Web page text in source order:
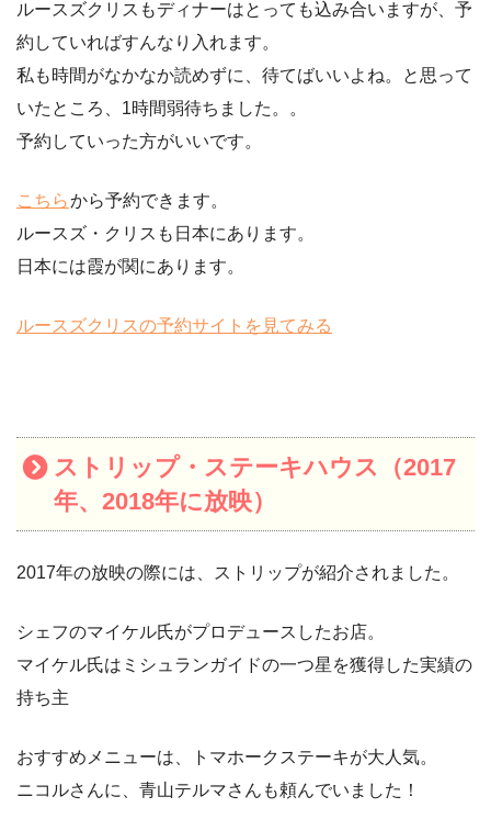
ルースズクリスもディナーはとっても込み合いますが、予
約していればすんなり入れます。
私も時間がなかなか読めずに、待てばいいよね。と思って
いたところ、1時間弱待ちました。。
予約していった方がいいです。
こちらから予約できます。
ルースズ・クリスも日本にあります。
日本には霞が関にあります。
ルースズクリスの予約サイトを見てみる
ストリップ・ステーキハウス（2017
年、2018年に放映）
2017年の放映の際には、ストリップが紹介されました。
シェフのマイケル氏がプロデュースしたお店。
マイケル氏はミシュランガイドの一つ星を獲得した実績の
持ち主
おすすめメニューは、トマホークステーキが大人気。
ニコルさんに、青山テルマさんも頼んでいました！